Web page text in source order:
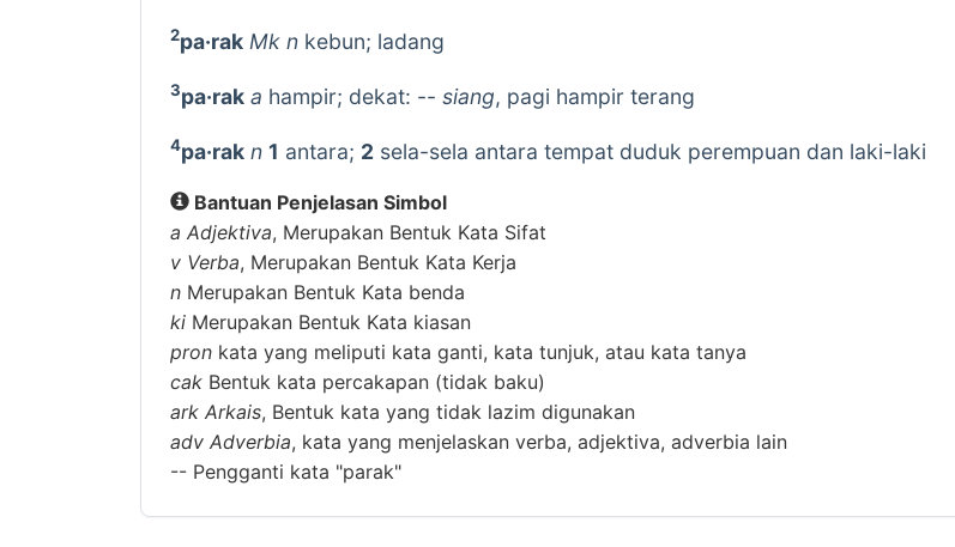
2pa·rak Mk n kebun; ladang
3pa·rak a hampir; dekat: -- siang, pagi hampir terang
4pa·rak n 1 antara; 2 sela-sela antara tempat duduk perempuan dan laki-laki
Bantuan Penjelasan Simbol
a Adjektiva, Merupakan Bentuk Kata Sifat
v Verba, Merupakan Bentuk Kata Kerja
n Merupakan Bentuk Kata benda
ki Merupakan Bentuk Kata kiasan
pron kata yang meliputi kata ganti, kata tunjuk, atau kata tanya
cak Bentuk kata percakapan (tidak baku)
ark Arkais, Bentuk kata yang tidak lazim digunakan
adv Adverbia, kata yang menjelaskan verba, adjektiva, adverbia lain
-- Pengganti kata "parak"